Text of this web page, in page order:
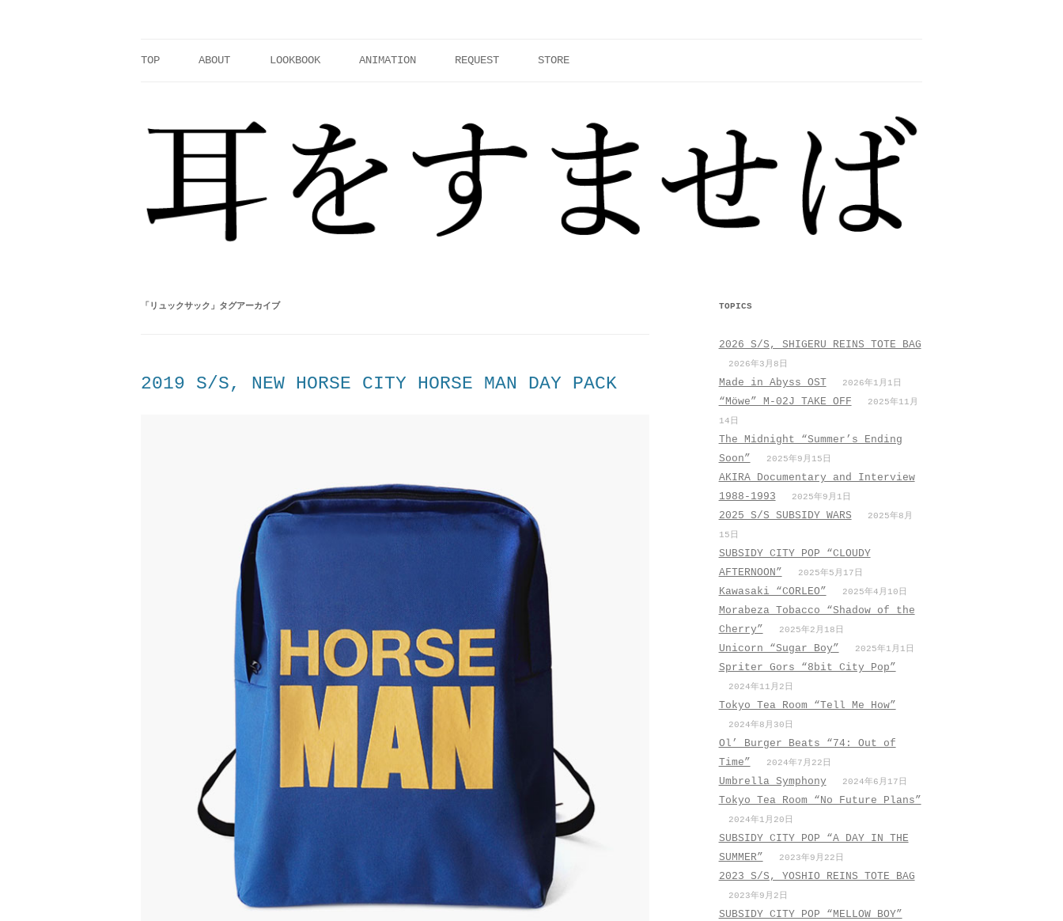
へ
TOP ABOUT LOOKBOOK ANIMATION REQUEST STORE
「 リュックサック 」タグアーカイブ
2019 S/S, NEW HORSE CITY HORSE MAN DAY PACK
TOPICS
2026 S/S, SHIGERU REINS TOTE BAG
2026年3月8日
Made in Abyss OST 2026年1月1日
“Möwe” M-02J TAKE OFF
2025年11月
14日
The Midnight “Summer’s Ending
Soon”
2025年9月15日
AKIRA Documentary and Interview
1988-1993
2025年9月1日
2025 S/S SUBSIDY WARS
2025年8月
15日
SUBSIDY CITY POP “CLOUDY
AFTERNOON”
2025年5月17日
Kawasaki “CORLEO” 2025年4月10日
Morabeza Tobacco “Shadow of the
Cherry”
2025年2月18日
Unicorn “Sugar Boy” 2025年1月1日
Spriter Gors “8bit City Pop”
2024年11月2日
Tokyo Tea Room “Tell Me How”
2024年8月30日
Ol’ Burger Beats “74: Out of
Time”
2024年7月22日
Umbrella Symphony 2024年6月17日
Tokyo Tea Room “No Future Plans”
2024年1月20日
SUBSIDY CITY POP “A DAY IN THE
SUMMER”
2023年9月22日
2023 S/S, YOSHIO REINS TOTE BAG
2023年9月2日
SUBSIDY CITY POP “MELLOW BOY”